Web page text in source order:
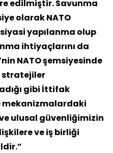
edilmiştir. Savunma
olarak NATO
yapılanma olup
ihtiyaçlarını da
NATO şemsiyesinde
stratejiler
gibi İttifak
ulusal güvenliğimizin
ve iş birliği